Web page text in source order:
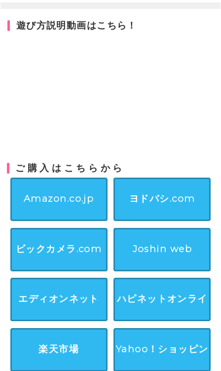
遊び方説明動画はこちら！
ご購入はこちらから
Amazon.co.jp ヨドバシ.com
ビックカメラ.com Joshin web
エディオンネット ハピネットオンライ
楽天市場
Yahoo！ショッピン